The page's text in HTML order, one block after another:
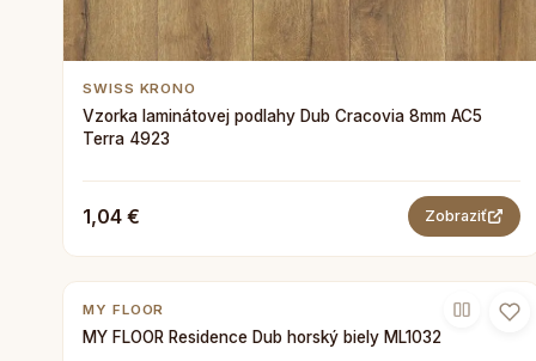
SWISS KRONO
Vzorka laminátovej podlahy Dub Cracovia 8mm AC5
Terra 4923
1,04 € Zobraziť
MY FLOOR
MY FLOOR Residence Dub horský biely ML1032